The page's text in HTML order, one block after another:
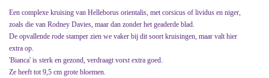
Een complexe kruising van Helleborus orientalis, met corsicus of lividus en niger,
zoals die van Rodney Davies, maar dan zonder het geaderde blad.
De opvallende rode stamper zien we vaker bij dit soort kruisingen, maar valt hier
extra op.
'Bianca' is sterk en gezond, verdraagt vorst extra goed.
Ze heeft tot 9,5 cm grote bloemen.